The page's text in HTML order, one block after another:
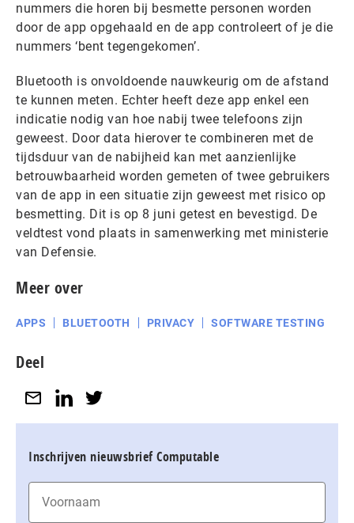
nummers die horen bij besmette personen worden
door de app opgehaald en de app controleert of je die
nummers ‘bent tegengekomen’.
Bluetooth is onvoldoende nauwkeurig om de afstand
te kunnen meten. Echter heeft deze app enkel een
indicatie nodig van hoe nabij twee telefoons zijn
geweest. Door data hierover te combineren met de
tijdsduur van de nabijheid kan met aanzienlijke
betrouwbaarheid worden gemeten of twee gebruikers
van de app in een situatie zijn geweest met risico op
besmetting. Dit is op 8 juni getest en bevestigd. De
veldtest vond plaats in samenwerking met ministerie
van Defensie.
Meer over
APPS BLUETOOTH PRIVACY SOFTWARE TESTING
Deel
Inschrijven nieuwsbrief Computable